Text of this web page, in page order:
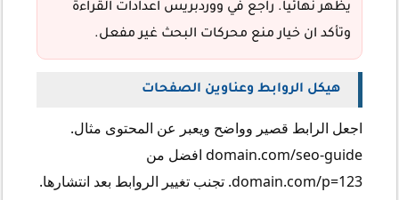
يظهر نهائيا. راجع في ووردبريس اعدادات القراءة
وتأكد ان خيار منع محركات البحث غير مفعل.
هيكل الروابط وعناوين الصفحات
اجعل الرابط قصير وواضح ويعبر عن المحتوى مثال.
domain.com/seo-guide افضل من
domain.com/p=123. تجنب تغيير الروابط بعد انتشارها.